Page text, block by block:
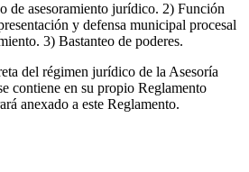
de asesoramiento jurídico. 2) Función
y defensa municipal procesal
3) Bastanteo de poderes.
del régimen jurídico de la Asesoría
contiene en su propio Reglamento
anexado a este Reglamento.